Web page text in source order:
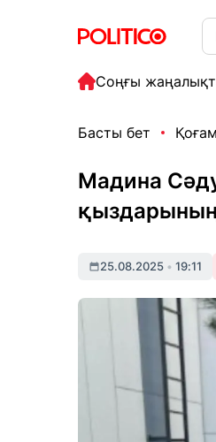
Соңғы
Басты бет Қоғам
Мадина
қыздарының
25.08.2025 • 19:11